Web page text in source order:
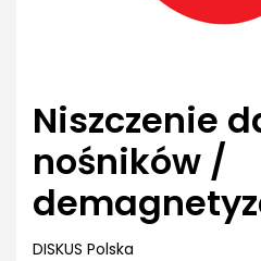
Niszczenie
nośników /
DISKUS Polska